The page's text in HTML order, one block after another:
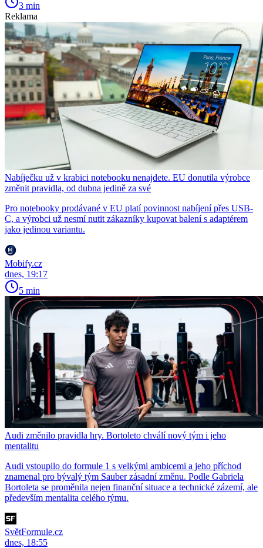
3 min
Reklama
Nabíječku už v krabici notebooku nenajdete. EU donutila výrobce
změnit pravidla, od dubna jedině za své
Pro notebooky prodávané v EU platí povinnost nabíjení přes USB-
C, a výrobci už nesmí nutit zákazníky kupovat balení s adaptérem
jako jedinou variantu.
Mobify.cz
dnes, 19:17
5 min
Audi změnilo pravidla hry. Bortoleto chválí nový tým i jeho
mentalitu
Audi vstoupilo do formule 1 s velkými ambicemi a jeho příchod
znamenal pro bývalý tým Sauber zásadní změnu. Podle Gabriela
Bortoleta se proměnila nejen finanční situace a technické zázemí, ale
především mentalita celého týmu.
SvětFormule.cz
dnes, 18:55